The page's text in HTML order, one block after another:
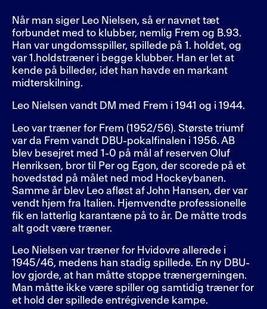
Når man siger Leo Nielsen, så er navnet tæt
forbundet med to klubber, nemlig Frem og B.93.
Han var ungdomsspiller, spillede på 1. holdet, og
var 1.holdstræner i begge klubber. Han er let at
kende på billeder, idet han havde en markant
midterskilning.
Leo Nielsen vandt DM med Frem i 1941 og i 1944.
Leo var træner for Frem (1952/56). Største triumf
var da Frem vandt DBU-pokalfinalen i 1956. AB
blev besejret med 1-0 på mål af reserven Oluf
Henriksen, bror til Per og Egon, der scorede på et
hovedstød på målet ned mod Hockeybanen.
Samme år blev Leo afløst af John Hansen, der var
vendt hjem fra Italien. Hjemvendte professionelle
fik en latterlig karantæne på to år. De måtte trods
alt godt være træner.
Leo Nielsen var træner for Hvidovre allerede i
1945/46, medens han stadig spillede. En ny DBU-
lov gjorde, at han måtte stoppe trænergerningen.
Man måtte ikke være spiller og samtidig træner for
et hold der spillede entrégivende kampe.